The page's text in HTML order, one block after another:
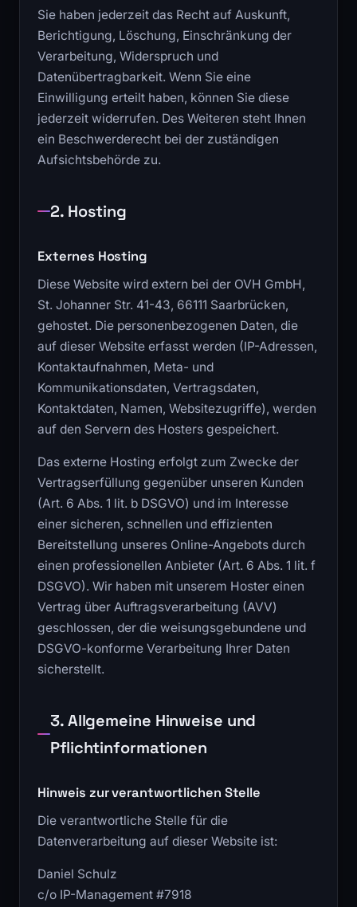
Sie haben jederzeit das Recht auf Auskunft,
Berichtigung, Löschung, Einschränkung der
Verarbeitung, Widerspruch und
Datenübertragbarkeit. Wenn Sie eine
Einwilligung erteilt haben, können Sie diese
jederzeit widerrufen. Des Weiteren steht Ihnen
ein Beschwerderecht bei der zuständigen
Aufsichtsbehörde zu.
2. Hosting
Externes Hosting
Diese Website wird extern bei der OVH GmbH,
St. Johanner Str. 41-43, 66111 Saarbrücken,
gehostet. Die personenbezogenen Daten, die
auf dieser Website erfasst werden (IP-Adressen,
Kontaktaufnahmen, Meta- und
Kommunikationsdaten, Vertragsdaten,
Kontaktdaten, Namen, Websitezugriffe), werden
auf den Servern des Hosters gespeichert.
Das externe Hosting erfolgt zum Zwecke der
Vertragserfüllung gegenüber unseren Kunden
(Art. 6 Abs. 1 lit. b DSGVO) und im Interesse
einer sicheren, schnellen und effizienten
Bereitstellung unseres Online-Angebots durch
einen professionellen Anbieter (Art. 6 Abs. 1 lit. f
DSGVO). Wir haben mit unserem Hoster einen
Vertrag über Auftragsverarbeitung (AVV)
geschlossen, der die weisungsgebundene und
DSGVO-konforme Verarbeitung Ihrer Daten
sicherstellt.
3. Allgemeine Hinweise und
Pflichtinformationen
Hinweis zur verantwortlichen Stelle
Die verantwortliche Stelle für die
Datenverarbeitung auf dieser Website ist:
Daniel Schulz
c/o IP-Management #7918